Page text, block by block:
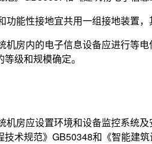
功能性接地宜共用一组接地装置，
机房内的电子信息设备应进行等
级和规模确定。
机房应设置环境和设备监控系统
技术规范》GB50348和《智能建